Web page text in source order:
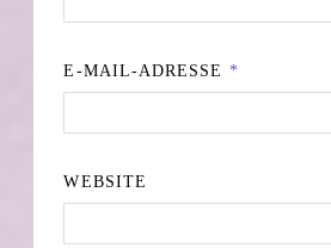
E-MAIL-ADRESSE *
WEBSITE